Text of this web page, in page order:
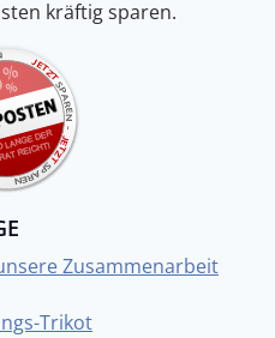
kräftig sparen.
Zusammenarbeit
Trikot